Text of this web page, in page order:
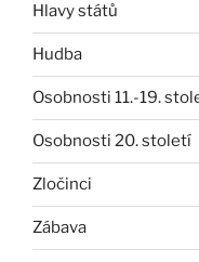
Hlavy států
Hudba
Osobnosti 11.-19.
Osobnosti 20. století
Zločinci
Zábava